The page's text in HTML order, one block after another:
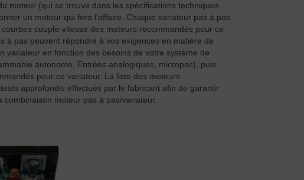
moteur (qui se trouve dans les spécifications techniques
un moteur qui fera l'affaire. Chaque variateur pas à pas
couple-vitesse des moteurs recommandés pour ce
à pas peuvent répondre à vos exigences en matière de
variateur en fonction des besoins de votre système de
autonome, Entrées analogiques, micropas), puis
pour ce variateur. La liste des moteurs
approfondis effectués par le fabricant afin de garantir
moteur pas à pas/variateur.